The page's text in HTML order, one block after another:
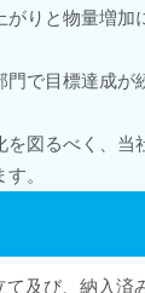
りと物量増加
門で目標達成が
を図るべく、当
。
及び、納入済